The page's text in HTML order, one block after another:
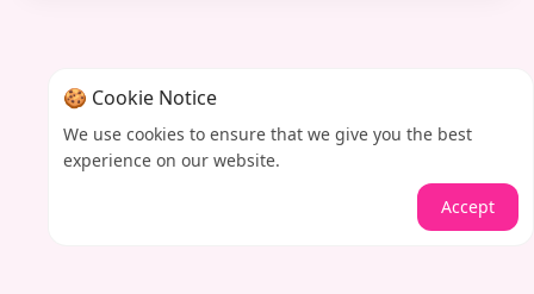
🍪 Cookie Notice
We use cookies to ensure that we give you the best
experience on our website.
Accept